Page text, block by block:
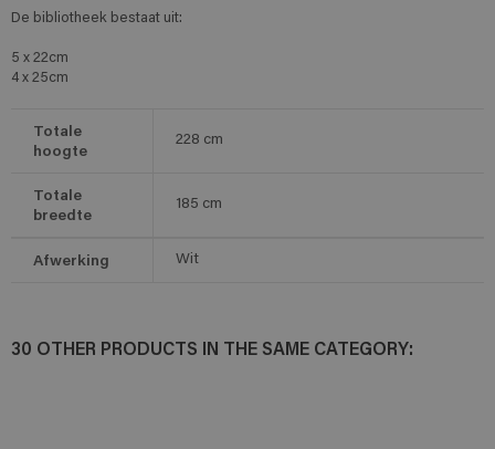
De bibliotheek bestaat uit:
5 x 22cm
4 x 25cm
Totale
hoogte
228 cm
Totale
breedte
185 cm
Afwerking Wit
30 OTHER PRODUCTS IN THE SAME CATEGORY: